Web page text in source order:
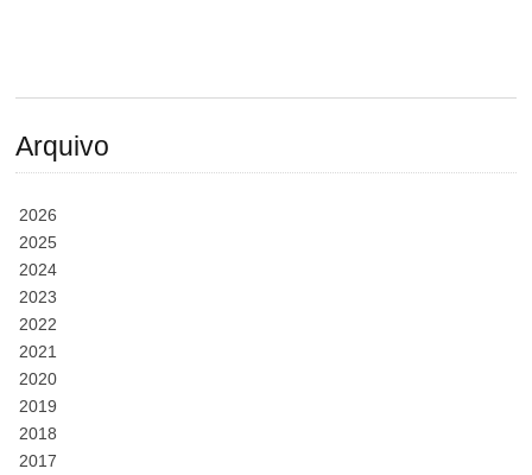
Arquivo
2026
2025
2024
2023
2022
2021
2020
2019
2018
2017